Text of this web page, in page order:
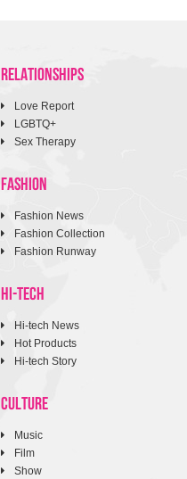
RELATIONSHIPS
Love Report
LGBTQ+
Sex Therapy
FASHION
Fashion News
Fashion Collection
Fashion Runway
HI-TECH
Hi-tech News
Hot Products
Hi-tech Story
CULTURE
Music
Film
Show